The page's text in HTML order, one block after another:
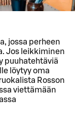
jossa perheen
Jos leikkiminen
puuhatehtäviä
löytyy oma
Rosson
viettämään